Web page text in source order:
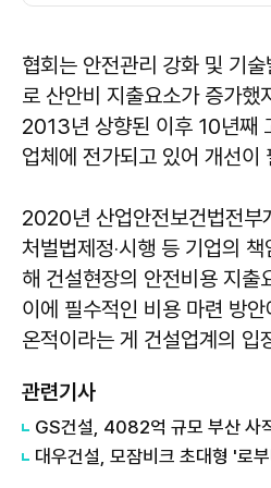
협회는 안전관리 강화 및 기
로 산안비 지출요소가 증가했
2013년 상향된 이후 10년째
업체에 전가되고 있어 개선이
2020년 산업안전보건법전
처벌법제정‧시행 등 기업의
해 건설현장의 안전비용 지출
이에 필수적인 비용 마련 방안
온적이라는 게 건설업계의 입
관련기사
GS건설, 4082억 규모 부산 사